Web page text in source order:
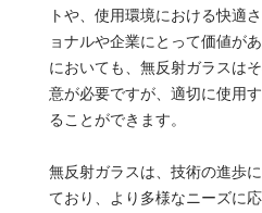
トや、使用環境における快適
ョナルや企業にとって価値が
においても、無反射ガラスは
意が必要ですが、適切に使用
ることができます。
無反射ガラスは、技術の進歩
ており、より多様なニーズに